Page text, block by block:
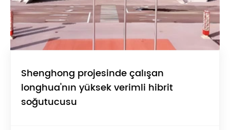
Shenghong projesinde çalışan
longhua'nın yüksek verimli hibrit
soğutucusu